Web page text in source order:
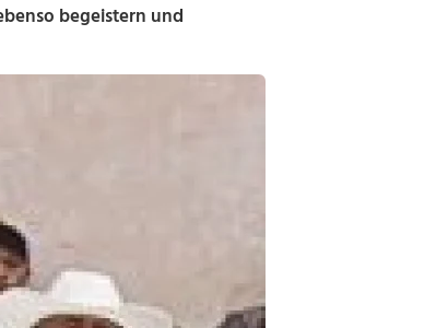
begeistern und